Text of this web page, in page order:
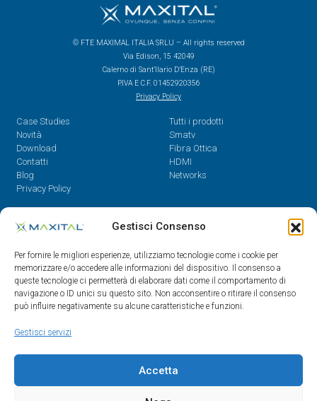
Gestisci Consenso
Per fornire le migliori esperienze, utilizziamo tecnologie come i cookie per
memorizzare e/o accedere alle informazioni del dispositivo. Il consenso a
queste tecnologie ci permetterà di elaborare dati come il comportamento di
navigazione o ID unici su questo sito. Non acconsentire o ritirare il consenso
può influire negativamente su alcune caratteristiche e funzioni.
Gestisci servizi
Accetta
© FTE MAXIMAL ITALIA SRLU – All rights reserved
Via Edison, 15 42049
Calerno di Sant’Ilario D’Enza (RE)
P.IVA E C.F. 01452920356
Privacy Policy
Case Studies
Novità
Download
Contatti
Blog
Privacy Policy
Tutti i prodotti
Smatv
Fibra Ottica
HDMI
Networks
Contatti
08.30 - 12.30 / 14 - 18
0522/909701
0522/909748